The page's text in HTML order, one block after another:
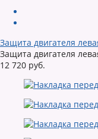
Защита двигателя
Защита двигателя
12 720 руб.